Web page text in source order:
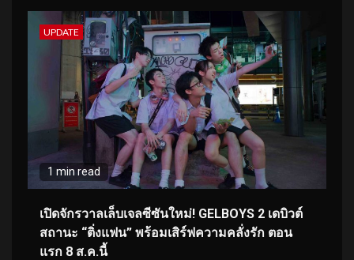
UPDATE
1 min read
เปิดจักรวาลเล็บเจลซีซันใหม่! GELBOYS 2 เดบิวต์
สถานะ “ติ่งแฟน” พร้อมเสิร์ฟความคลั่งรัก ตอน
แรก 8 ส.ค.นี้